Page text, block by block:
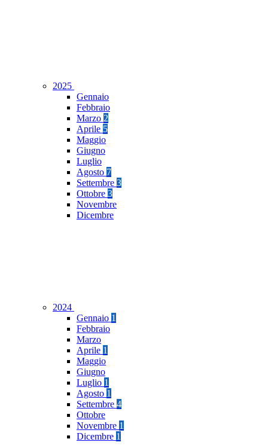
2025
Gennaio
Febbraio
Marzo 2
Aprile 5
Maggio
Giugno
Luglio
Agosto 7
Settembre 3
Ottobre 3
Novembre
Dicembre
2024
Gennaio 1
Febbraio
Marzo
Aprile 1
Maggio
Giugno
Luglio 1
Agosto 1
Settembre 4
Ottobre
Novembre 1
Dicembre 1